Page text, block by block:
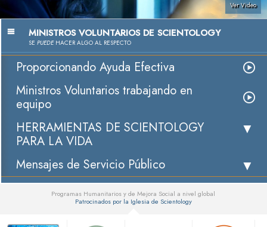
Ver Video
MINISTROS VOLUNTARIOS DE SCIENTOLOGY
SE PUEDEHACER ALGO AL RESPECTO
Proporcionando Ayuda Efectiva
Ministros Voluntarios trabajando en
equipo
HERRAMIENTAS DE SCIENTOLOGY
PARA LA VIDA
Mensajes de Servicio Público
Programas Humanitarios y de Mejora Social a nivel global
Patrocinados por la Iglesia de Scientology